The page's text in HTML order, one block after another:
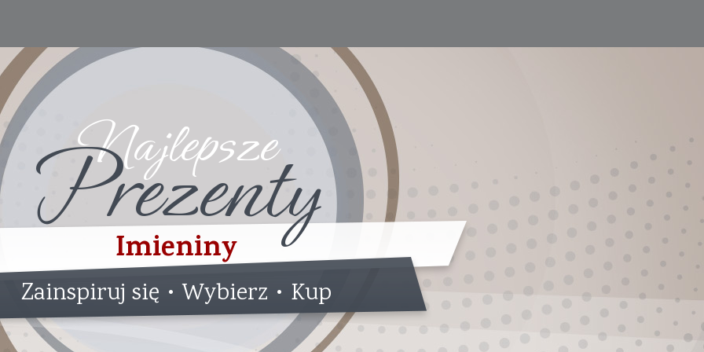
Najlepsze
Prezenty
Imieniny
Zainspiruj się • Wybierz • Kup